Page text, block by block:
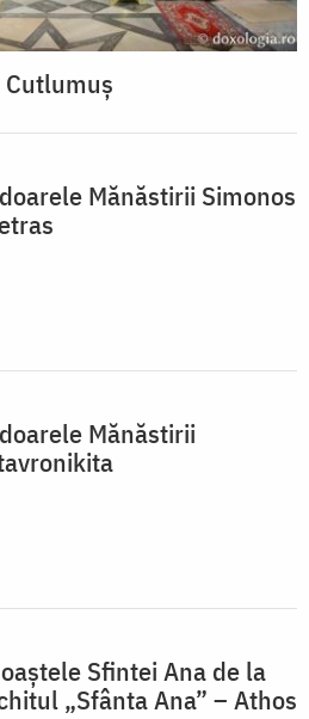
Mănăstirii Simonos
Mănăstirii
Sfintei Ana de la
„Sfânta Ana” – Athos